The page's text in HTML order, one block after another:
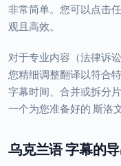
非常简单。您可以点击
观且高效。
对于专业内容（法律诉
您精细调整翻译以符合
字幕时间、合并或拆分
一个为您准备好的 斯洛
乌克兰语 字幕的